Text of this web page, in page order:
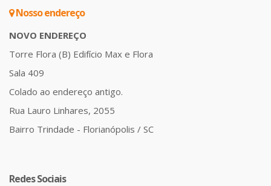
Nosso endereço
NOVO ENDEREÇO
Torre Flora (B) Edifício Max e Flora
Sala 409
Colado ao endereço antigo.
Rua Lauro Linhares, 2055
Bairro Trindade - Florianópolis / SC
Redes Sociais